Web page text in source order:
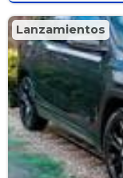
Lanzamientos